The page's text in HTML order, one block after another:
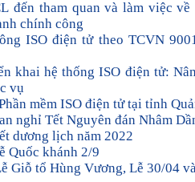
chính công
vụ
Phần mềm ISO điện tử tại tỉnh
nghỉ Tết Nguyên đán Nhâm
dương lịch năm 2022
Quốc khánh 2/9
Giỗ tổ Hùng Vương, Lễ 30/04